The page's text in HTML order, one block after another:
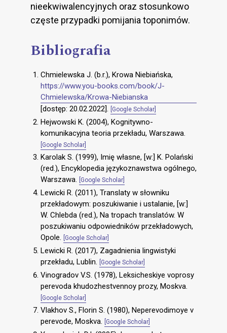
nieekwiwalencyjnych oraz stosunkowo
częste przypadki pomijania toponimów.
Bibliografia
Chmielewska J. (b.r.), Krowa Niebiańska,
https://www.you-books.com/book/J-
Chmielewska/Krowa-Niebianska
[dostęp: 20.02.2022].
[Google Scholar]
Hejwowski K. (2004), Kognitywno-
komunikacyjna teoria przekładu, Warszawa.
[Google Scholar]
Karolak S. (1999), Imię własne, [w:] K. Polański
(red.), Encyklopedia językoznawstwa ogólnego,
Warszawa.
[Google Scholar]
Lewicki R. (2011), Translaty w słowniku
przekładowym: poszukiwanie i ustalanie, [w:]
W. Chlebda (red.), Na tropach translatów. W
poszukiwaniu odpowiedników przekładowych,
Opole.
[Google Scholar]
Lewicki R. (2017), Zagadnienia lingwistyki
przekładu, Lublin.
[Google Scholar]
Vinogradov V.S. (1978), Leksicheskiye voprosy
perevoda khudozhestvennoy prozy, Moskva.
[Google Scholar]
Vlakhov S., Florin S. (1980), Neperevodimoye v
perevode, Moskva.
[Google Scholar]